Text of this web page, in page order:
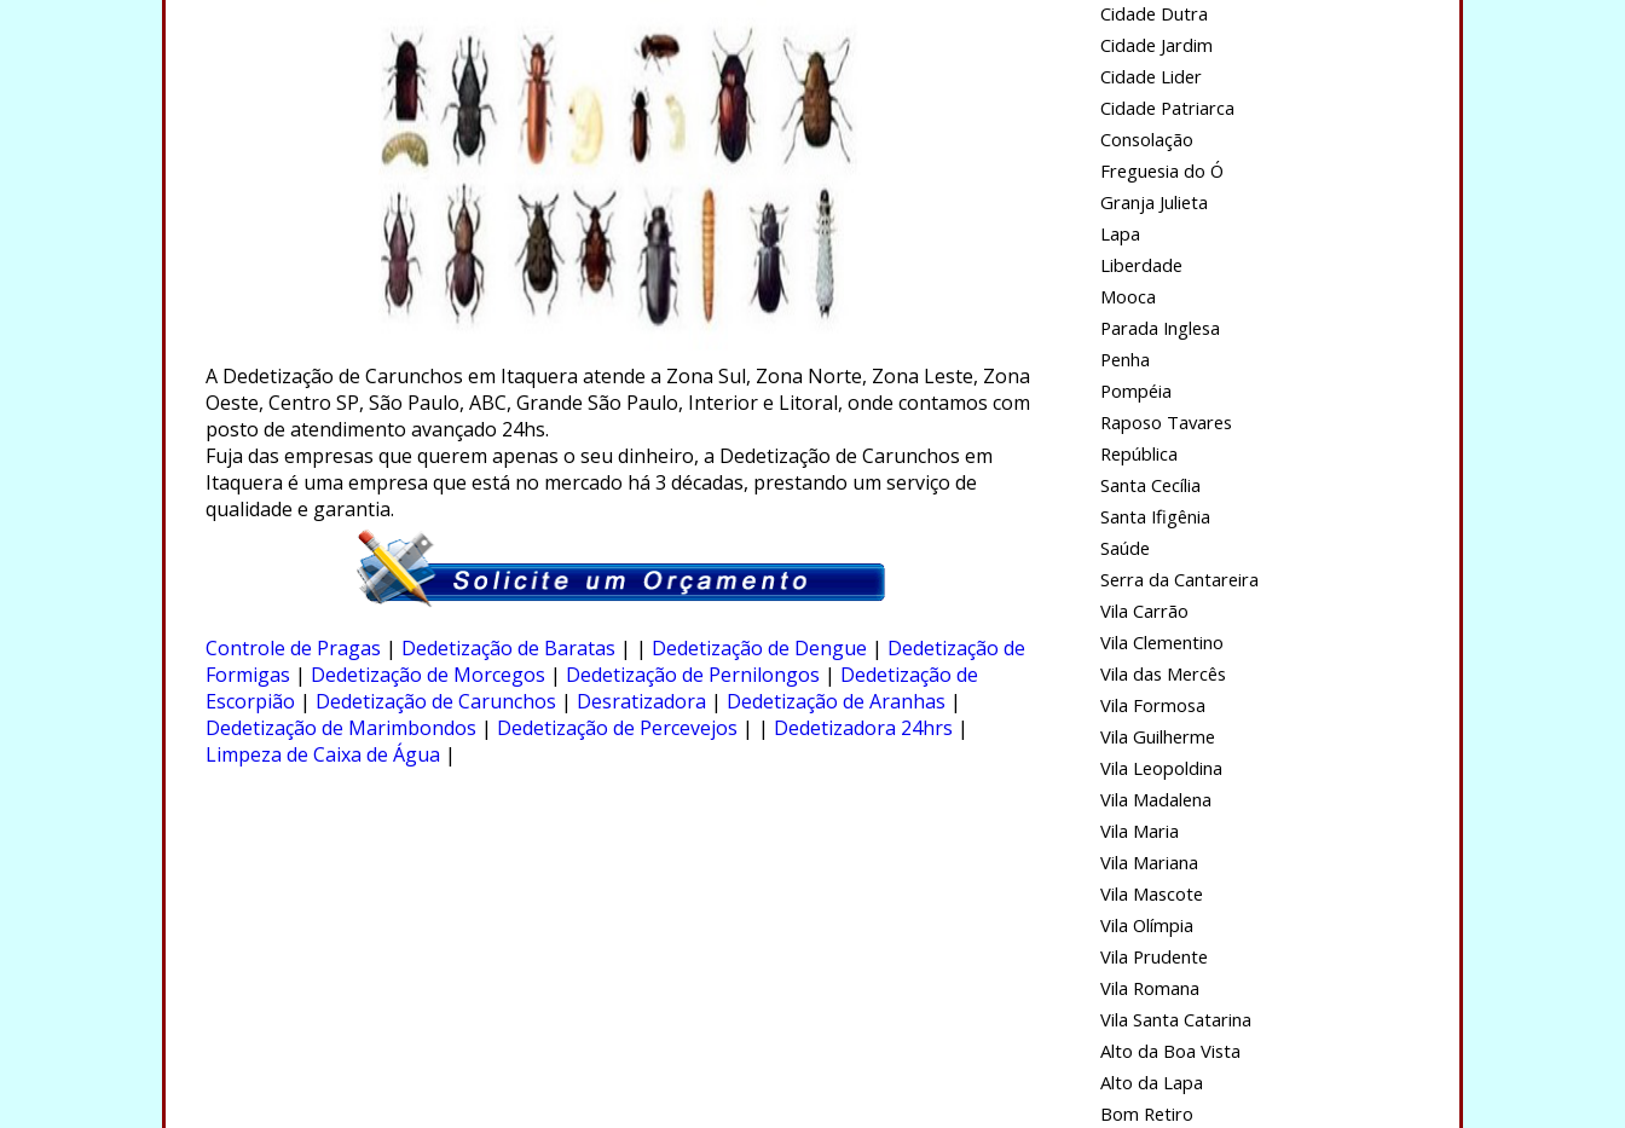
A Dedetização de Carunchos em Itaquera atende a Zona Sul, Zona Norte, Zona Leste, Zona
Oeste, Centro SP, São Paulo, ABC, Grande São Paulo, Interior e Litoral, onde contamos com
posto de atendimento avançado 24hs.
Fuja das empresas que querem apenas o seu dinheiro, a Dedetização de Carunchos em
Itaquera é uma empresa que está no mercado há 3 décadas, prestando um serviço de
qualidade e garantia.
Controle de Pragas | Dedetização de Baratas | | Dedetização de Dengue | Dedetização de
Formigas | Dedetização de Morcegos | Dedetização de Pernilongos | Dedetização de
Escorpião | Dedetização de Carunchos | Desratizadora | Dedetização de Aranhas |
Dedetização de Marimbondos | Dedetização de Percevejos | | Dedetizadora 24hrs |
Limpeza de Caixa de Água |
Cidade Dutra
Cidade Jardim
Cidade Lider
Cidade Patriarca
Consolação
Freguesia do Ó
Granja Julieta
Lapa
Liberdade
Mooca
Parada Inglesa
Penha
Pompéia
Raposo Tavares
República
Santa Cecília
Santa Ifigênia
Saúde
Serra da Cantareira
Vila Carrão
Vila Clementino
Vila das Mercês
Vila Formosa
Vila Guilherme
Vila Leopoldina
Vila Madalena
Vila Maria
Vila Mariana
Vila Mascote
Vila Olímpia
Vila Prudente
Vila Romana
Vila Santa Catarina
Alto da Boa Vista
Alto da Lapa
Bom Retiro